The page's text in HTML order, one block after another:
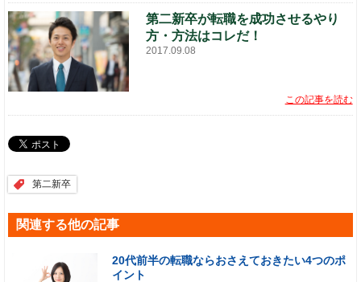
第二新卒が転職を成功させるやり
方・方法はコレだ！
2017.09.08
この記事を読む
第二新卒
関連する他の記事
20代前半の転職ならおさえておきたい4つのポ
イント